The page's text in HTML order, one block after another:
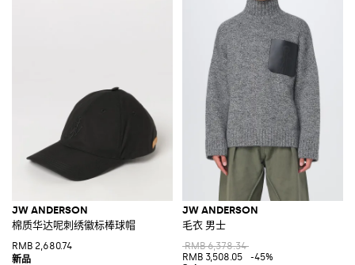
JW ANDERSON
棉质华达呢刺绣徽标棒球帽
RMB 2,680.74
JW ANDERSON
毛衣 男士
RMB 6,378.34
RMB 3,508.05
-45%